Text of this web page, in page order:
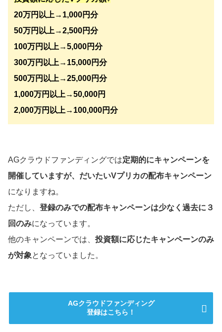
20万円以上→1,000円分
50万円以上→2,500円分
100万円以上→5,000円分
300万円以上→15,000円分
500万円以上→25,000円分
1,000万円以上→50,000円
2,000万円以上→100,000円分
AGクラウドファンディングでは定期的にキャンペーンを
開催していますが、だいたいVプリカの配布キャンペーン
になりますね。
ただし、 登録のみでの配布キャンペーンは少なく過去に３
回のみになっています。
他のキャンペーンでは、 投資額に応じたキャンペーンのみ
が対象となっていました。
AGクラウドファンディング
登録はこちら！